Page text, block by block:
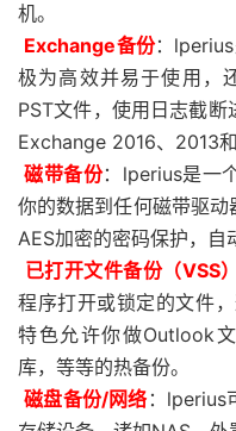
机。
Exchange备份：
极为高效并易于使用，
PST文件，使用日志截
Exchange 2016、2013和
磁带备份：lperius是一
你的数据到任何磁带驱动
AES加密的密码保护，自
已打开文件备份（VSS）
程序打开或锁定的文件
特色允许你做Outlook
库，等等的热备份。
磁盘备份/网络 ：lperius